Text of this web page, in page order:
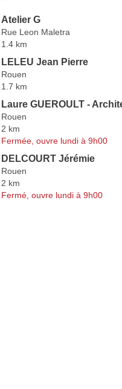
Atelier G
Rue Leon Maletra
1.4 km
LELEU Jean Pierre
Rouen
1.7 km
Laure GUEROULT -
Rouen
2 km
Fermée, ouvre lundi à 9h00
DELCOURT Jérémie
Rouen
2 km
Fermé, ouvre lundi à 9h00